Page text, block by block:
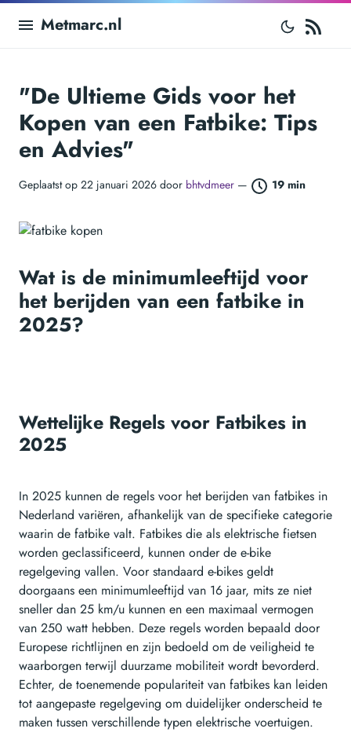
Metmarc.nl
"De Ultieme Gids voor het
Kopen van een Fatbike: Tips
en Advies"
Geplaatst op 22 januari 2026 door bhtvdmeer — 19 min
Wat is de minimumleeftijd voor
het berijden van een fatbike in
2025?
Wettelijke Regels voor Fatbikes in
2025
In 2025 kunnen de regels voor het berijden van fatbikes in
Nederland variëren, afhankelijk van de specifieke categorie
waarin de fatbike valt. Fatbikes die als elektrische fietsen
worden geclassificeerd, kunnen onder de e-bike
regelgeving vallen. Voor standaard e-bikes geldt
doorgaans een minimumleeftijd van 16 jaar, mits ze niet
sneller dan 25 km/u kunnen en een maximaal vermogen
van 250 watt hebben. Deze regels worden bepaald door
Europese richtlijnen en zijn bedoeld om de veiligheid te
waarborgen terwijl duurzame mobiliteit wordt bevorderd.
Echter, de toenemende populariteit van fatbikes kan leiden
tot aangepaste regelgeving om duidelijker onderscheid te
maken tussen verschillende typen elektrische voertuigen.